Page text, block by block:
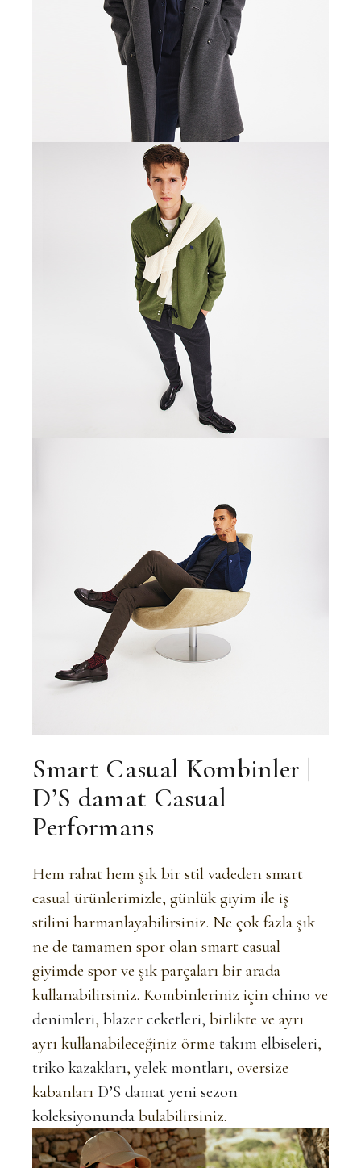
Smart Casual Kombinler
D’S damat Casual
Performans
Hem rahat hem şık bir stil vadeden smart
casual ürünlerimizle, günlük giyim ile iş
stilini harmanlayabilirsiniz. Ne çok fazla şık
ne de tamamen spor olan smart casual
giyimde spor ve şık parçaları bir arada
kullanabilirsiniz. Kombinleriniz içinchino ve
denimleri,blazer ceketleri, birlikte ve ayrı
ayrı kullanabileceğiniz örmetakım elbiseleri,
triko kazakları,yelek montları, oversize
kabanları D’S damat yeni sezon
koleksiyonunda bulabilirsiniz.